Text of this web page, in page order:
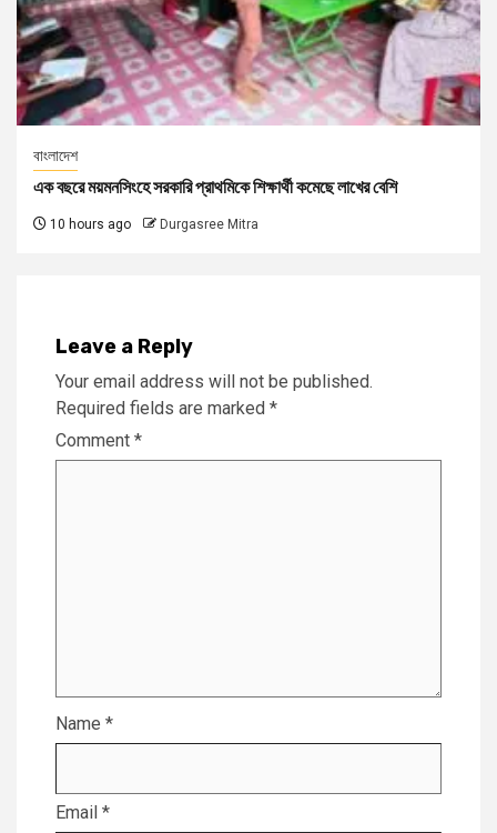
বাংলাদেশ
এক বছরে ময়মনসিংহে সরকারি প্রাথমিকে শিক্ষার্থী কমেছে লাখের বেশি
10 hours ago Durgasree Mitra
Leave a Reply
Your email address will not be published.
Required fields are marked *
Comment *
Name *
Email *